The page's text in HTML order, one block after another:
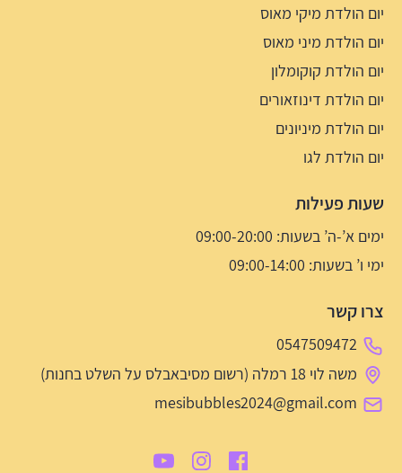
יום הולדת מיקי מאוס
יום הולדת מיני מאוס
יום הולדת קוקומלון
יום הולדת דינוזאורים
יום הולדת מיניונים
יום הולדת לגו
שעות פעילות
ימים א’-ה’ בשעות: 09:00-20:00
ימי ו’ בשעות: 09:00-14:00
צרו קשר
0547509472
משה לוי 18 רמלה (רשום מסיבאבלס על השלט בחנות)
mesibubbles2024@gmail.com